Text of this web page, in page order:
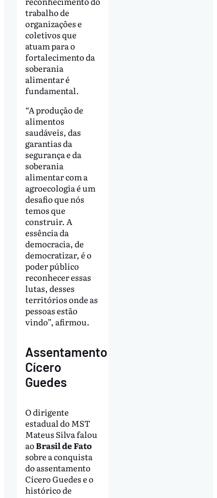
trabalho de
organizações e
coletivos que
atuam para o
fortalecimento da
soberania
alimentar é
fundamental.
“A produção de
alimentos
saudáveis, das
garantias da
segurança e da
soberania
alimentar com a
agroecologia é um
desafio que nós
temos que
construir. A
essência da
democracia, de
democratizar, é o
poder público
reconhecer essas
lutas, desses
territórios onde as
pessoas estão
vindo”, afirmou.
Assentamento
Cícero
Guedes
O dirigente
estadual do MST
Mateus Silva falou
aoBrasil de Fato
sobre a conquista
do assentamento
Cícero Guedes e o
histórico de